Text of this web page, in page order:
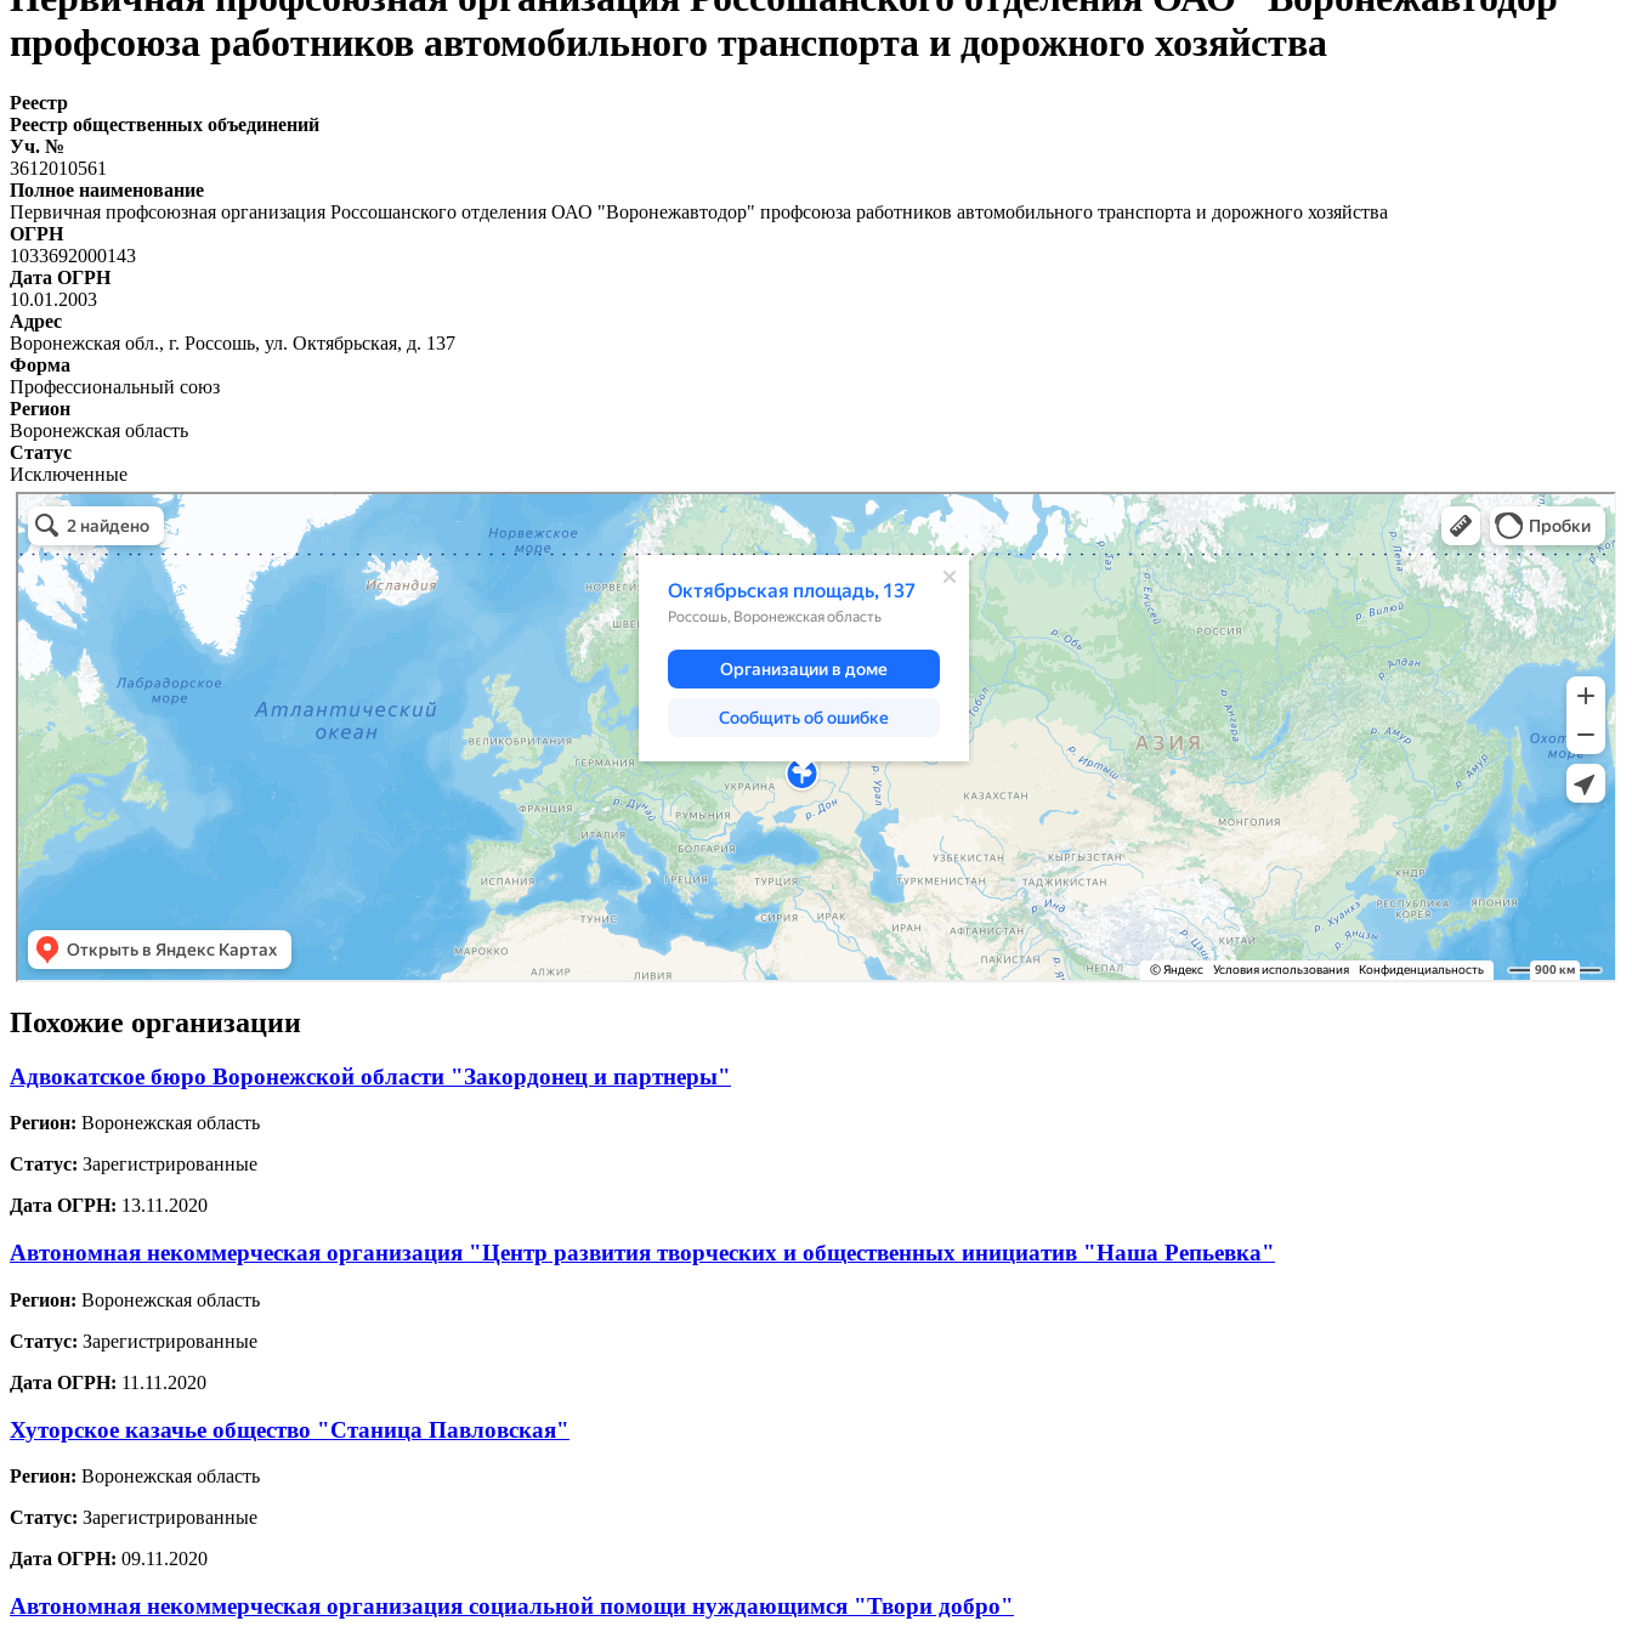
профсоюза работников автомобильного транспорта и дорожного хозяйства
Реестр
Реестр общественных объединений
Уч. №
3612010561
Полное наименование
Первичная профсоюзная организация Россошанского отделения ОАО "Воронежавтодор" профсоюза работников автомобильного транспорта и дорожного хозяйства
ОГРН
1033692000143
Дата ОГРН
10.01.2003
Адрес
Воронежская обл., г. Россошь, ул. Октябрьская, д. 137
Форма
Профессиональный союз
Регион
Воронежская область
Статус
Исключенные
Похожие организации
Адвокатское бюро Воронежской области "Закордонец и партнеры"
Регион: Воронежская область
Статус: Зарегистрированные
Дата ОГРН: 13.11.2020
Автономная некоммерческая организация "Центр развития творческих и общественных инициатив "Наша Репьевка"
Регион: Воронежская область
Статус: Зарегистрированные
Дата ОГРН: 11.11.2020
Хуторское казачье общество "Станица Павловская"
Регион: Воронежская область
Статус: Зарегистрированные
Дата ОГРН: 09.11.2020
Автономная некоммерческая организация социальной помощи нуждающимся "Твори добро"